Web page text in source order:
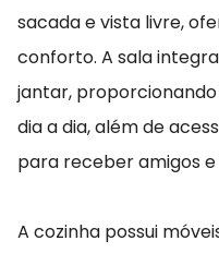
sacada e vista livre,
conforto. A sala
jantar,
dia a dia, além de
para receber amigos e
A cozinha possui